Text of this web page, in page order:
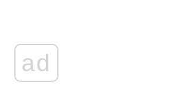
ad